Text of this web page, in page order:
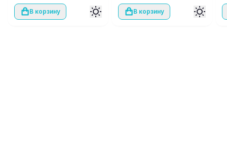
В корзину В корзину